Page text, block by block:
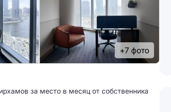
+7 фото
за место в месяц от собственника